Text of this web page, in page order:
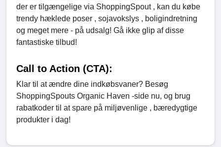
der er tilgængelige via ShoppingSpout , kan du købe
trendy hæklede poser , sojavokslys , boligindretning
og meget mere - på udsalg! Gå ikke glip af disse
fantastiske tilbud!
Call to Action (CTA):
Klar til at ændre dine indkøbsvaner? Besøg
ShoppingSpouts Organic Haven -side nu, og brug
rabatkoder til at spare på miljøvenlige , bæredygtige
produkter i dag!